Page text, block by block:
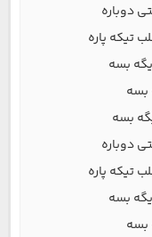
دوباره
تیکه پاره
بسه
بسه
بسه
دوباره
تیکه پاره
بسه
بسه